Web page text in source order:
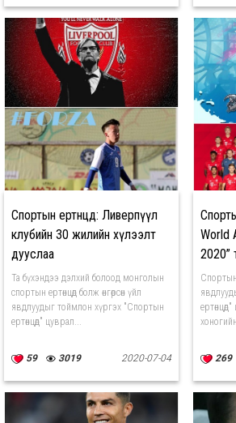
Спортын ертөнцөд: Ливерпүүл
клубийн 30 жилийн хүлээлт
дууслаа
Та бүхэндээ дэлхий болоод монголын
спортын ертөнцөд болж өнгөрсөн үйл
явдлуудыг тоймлон хүргэх "Спортын
ертөнцөд" цуврал...
59 3019 2020-07-04
World
2020”
Спортын
269